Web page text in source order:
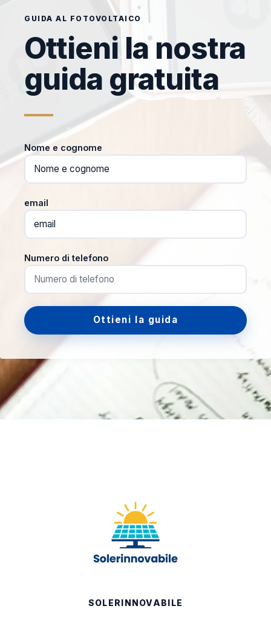
GUIDA AL FOTOVOLTAICO
Ottieni la nostra
guida gratuita
Nome e cognome
email
Numero di telefono
Ottieni la guida
SOLERINNOVABILE